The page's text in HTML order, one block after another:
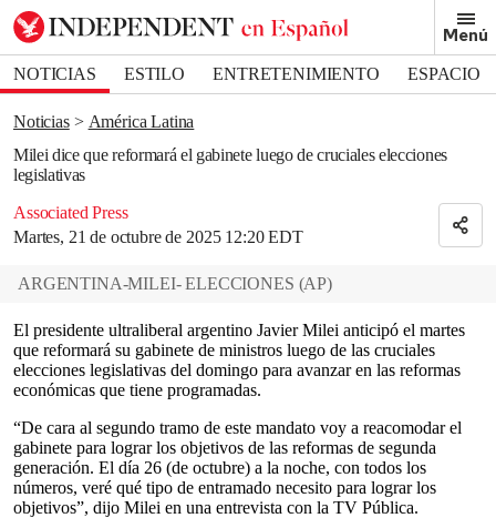
Menú
NOTICIAS ESTILO ENTRETENIMIENTO
ESPACIO
DEPORTES
Noticias
América Latina
Milei dice que reformará el gabinete luego de cruciales elecciones
legislativas
Associated Press
Martes, 21 de octubre de 2025 12:20 EDT
Bookmark popover
Removed from bookmarks
Close popover
ARGENTINA-MILEI- ELECCIONES (AP)
El presidente ultraliberal argentino Javier Milei anticipó el martes
que reformará su gabinete de ministros luego de las cruciales
elecciones legislativas del domingo para avanzar en las reformas
económicas que tiene programadas.
“De cara al segundo tramo de este mandato voy a reacomodar el
gabinete para lograr los objetivos de las reformas de segunda
generación. El día 26 (de octubre) a la noche, con todos los
números, veré qué tipo de entramado necesito para lograr los
objetivos”, dijo Milei en una entrevista con la TV Pública.